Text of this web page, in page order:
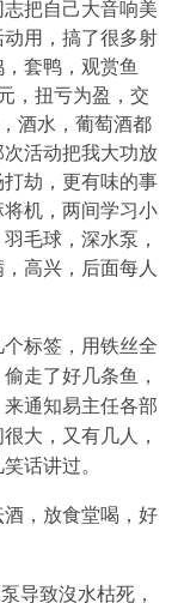
把自己大音响美
用，搞了很多射
套鸭，观赏鱼
，扭亏为盈，交
酒水，葡萄酒都
活动把我大功放
劫，更有味的事
机，两间学习小
毛球，深水泵，
高兴，后面每人
标签，用铁丝全
走了好几条鱼，
通知易主任各部
大，又有几人，
话讲过。
，放食堂喝，好
导致沒水枯死，